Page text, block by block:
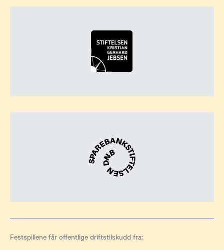
Festspillene får offentlige driftstilskudd fra: